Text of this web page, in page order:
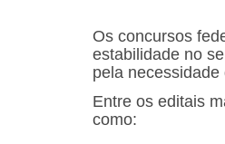
Os concursos
estabilidade no
pela
Entre os editais
como: